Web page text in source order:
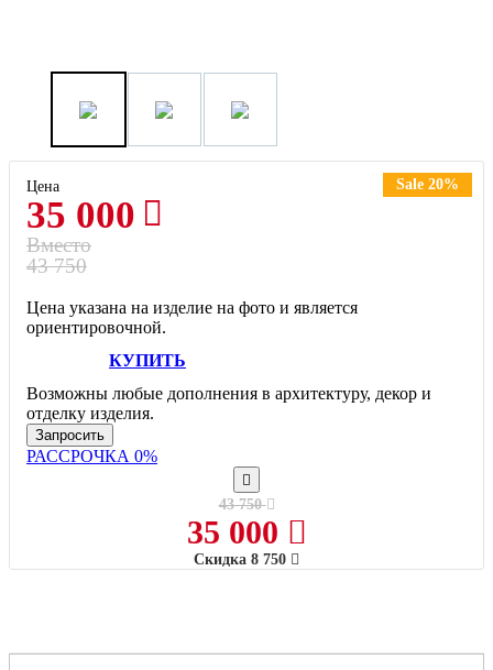
Цена
35 000
Sale 20%
Вместо
43 750
Цена указана на изделие на фото и является
ориентировочной.
КУПИТЬ
Возможны любые дополнения в архитектуру, декор и
отделку изделия.
Запросить
РАССРОЧКА 0%
43 750
35 000
Скидка 8 750